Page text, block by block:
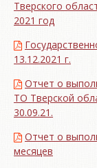
Тверского
2021 год
13.12.2021 г.
Отчет о
ТО Тверской
30.09.21.
Отчет о
месяцев